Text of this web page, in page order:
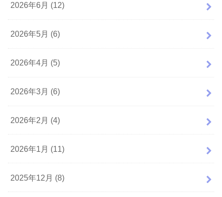
2026年6月 (12)
2026年5月 (6)
2026年4月 (5)
2026年3月 (6)
2026年2月 (4)
2026年1月 (11)
2025年12月 (8)